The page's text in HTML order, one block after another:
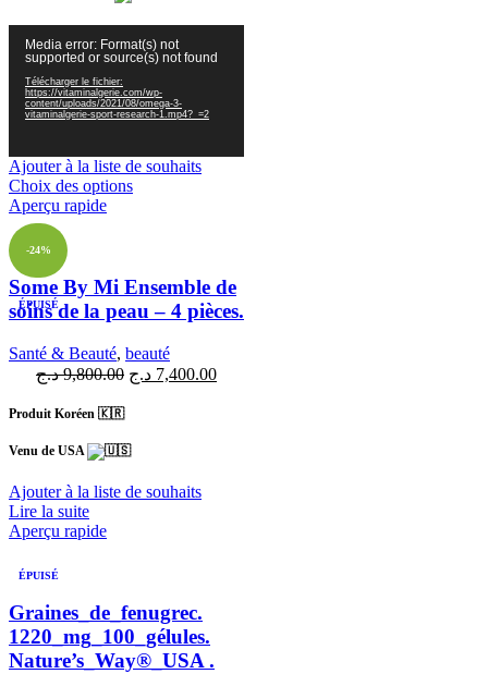
vidéoMedia error: Format(s) not
supported or source(s) not found
Télécharger le fichier:
https://vitaminalgerie.com/wp-
content/uploads/2021/08/omega-3-
vitaminalgerie-sport-research-1.mp4?_=2
Ajouter à la liste de souhaits
Choix des options
Aperçu rapide
-24%
ÉPUISÉ
Some By Mi Ensemble de
soins de la peau – 4 pièces.
Santé & Beauté, beauté
9,800.00 د.ج 7,400.00 د.ج
Produit Koréen 🇰🇷
Venu de USA
Ajouter à la liste de souhaits
Lire la suite
Aperçu rapide
ÉPUISÉ
Graines_de_fenugrec.
1220_mg_100_gélules.
Nature’s_Way®_USA .